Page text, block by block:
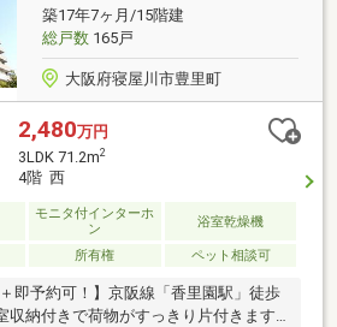
築17年7ヶ月/15階建
総戸数165戸
大阪府寝屋川市豊里町
2,480万円
3LDK 71.2m2
4階 西
モニタ付インターホ
ン
浴室乾燥機
所有権 ペット相談可
＋即予約可！】京阪線「香里園駅」徒歩
収納付きで荷物がすっきり片付きます